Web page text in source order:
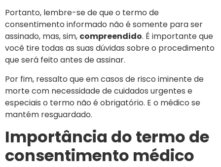
Portanto, lembre-se de que o termo de
consentimento informado não é somente para ser
assinado, mas, sim, compreendido. É importante que
você tire todas as suas dúvidas sobre o procedimento
que será feito antes de assinar.
Por fim, ressalto que em casos de risco iminente de
morte com necessidade de cuidados urgentes e
especiais o termo não é obrigatório. E o médico se
mantém resguardado.
Importância do termo de
consentimento médico